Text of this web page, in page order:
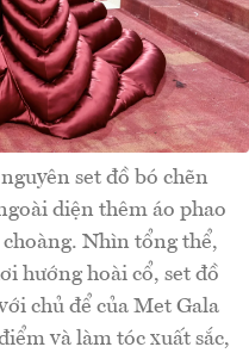
set đồ bó chẽn
diện thêm áo phao
Nhìn tổng thể,
hướng hoài cổ, set đồ
chủ để của Met Gala
và làm tóc xuất sắc,